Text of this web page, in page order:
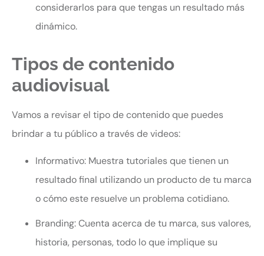
considerarlos para que tengas un resultado más
dinámico.
Tipos de contenido
audiovisual
Vamos a revisar el tipo de contenido que puedes
brindar a tu público a través de videos:
Informativo: Muestra tutoriales que tienen un
resultado final utilizando un producto de tu marca
o cómo este resuelve un problema cotidiano.
Branding: Cuenta acerca de tu marca, sus valores,
historia, personas, todo lo que implique su